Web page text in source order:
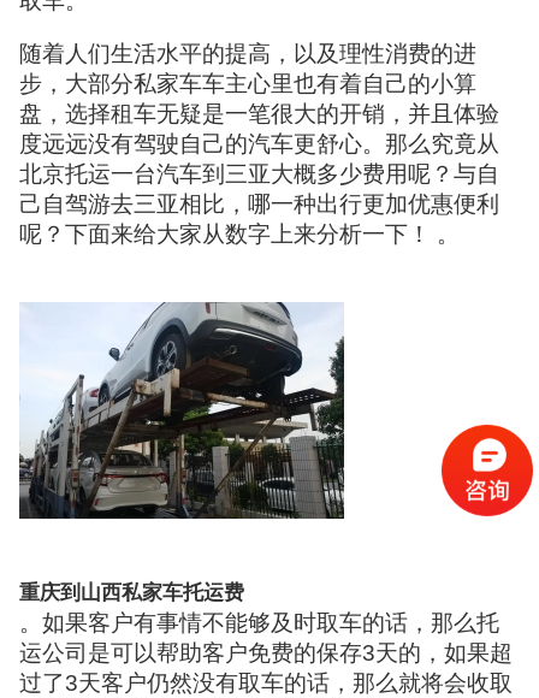
随着人们生活水平的提高，以及理性消费的进
步，大部分私家车车主心里也有着自己的小算
盘，选择租车无疑是一笔很大的开销，并且体验
度远远没有驾驶自己的汽车更舒心。那么究竟从
北京托运一台汽车到三亚大概多少费用呢？与自
己自驾游去三亚相比，哪一种出行更加优惠便利
呢？下面来给大家从数字上来分析一下！ 。
重庆到山西私家车托运费
。如果客户有事情不能够及时取车的话，那么托
运公司是可以帮助客户免费的保存3天的，如果超
过了3天客户仍然没有取车的话，那么就将会收取